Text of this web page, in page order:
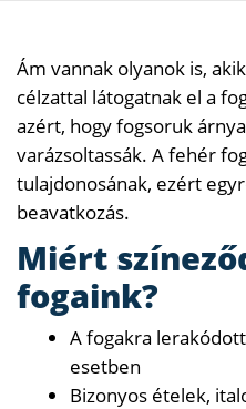
Ám vannak olyanok is,
célzattal látogatnak el a
azért, hogy fogsoruk
varázsoltassák. A fehér
tulajdonosának, ezért
beavatkozás.
Miért
fogaink?
A fogakra
esetben
Bizonyos ételek,